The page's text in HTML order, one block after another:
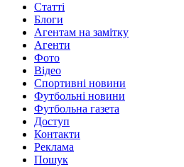
Статті
Блоги
Агентам на замітку
Агенти
Фото
Відео
Спортивні новини
Футбольні новини
Футбольна газета
Доступ
Контакти
Реклама
Пошук